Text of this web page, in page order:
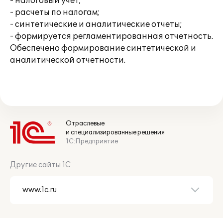
- расчеты по налогам;
- синтетические и аналитические отчеты;
- формируется регламентированная отчетность.
Обеспечено формирование синтетической и
аналитической отчетности.
Отраслевые
и специализированные решения
1С:Предприятие
Другие сайты 1С